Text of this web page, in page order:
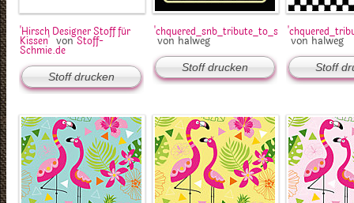
'Hirsch Designer Stoff für
Kissen' vonStoff-
Schmie.de
Stoff drucken
'chquered_snb_tribute_to_schmiede.jpg'
von halweg
Stoff drucken
von halweg
Stoff